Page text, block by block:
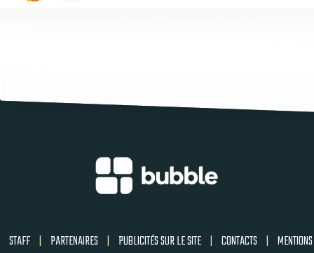
STAFF | PARTENAIRES | PUBLICITÉS SUR LE SITE | CONTACTS | MENTIONS